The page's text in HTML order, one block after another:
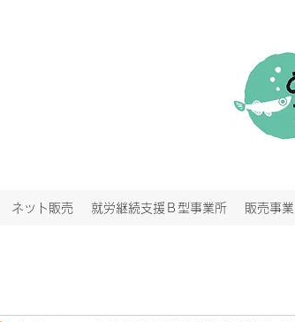
ネット販売 就労継続支援Ｂ型事業所 販売事業